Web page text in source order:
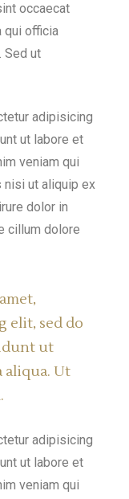
occaecat
qui officia
Sed ut
adipisicing
ut labore et
veniam qui
nisi ut aliquip ex
dolor in
cillum dolore
elit, sed do
ut
aliqua. Ut
adipisicing
ut labore et
veniam qui